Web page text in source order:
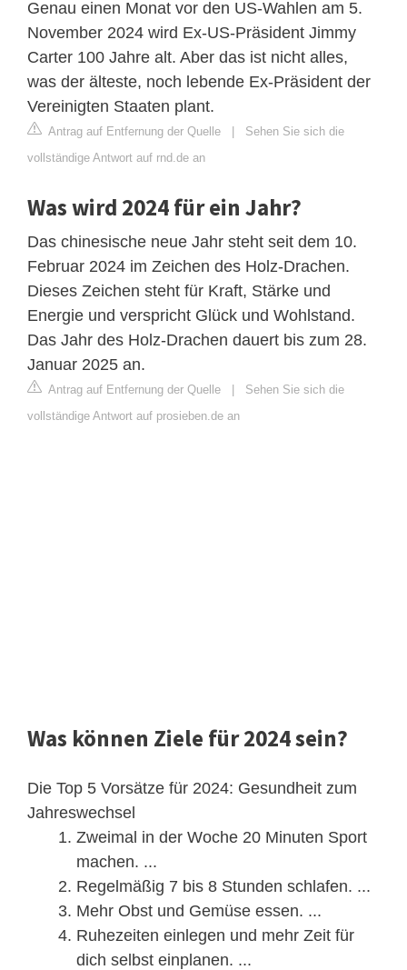
Genau einen Monat vor den US-Wahlen am 5.
November 2024 wird Ex-US-Präsident Jimmy
Carter 100 Jahre alt. Aber das ist nicht alles,
was der älteste, noch lebende Ex-Präsident der
Vereinigten Staaten plant.
Antrag auf Entfernung der Quelle | Sehen Sie sich die
vollständige Antwort auf rnd.de an
Was wird 2024 für ein Jahr?
Das chinesische neue Jahr steht seit dem 10.
Februar 2024 im Zeichen des Holz-Drachen.
Dieses Zeichen steht für Kraft, Stärke und
Energie und verspricht Glück und Wohlstand.
Das Jahr des Holz-Drachen dauert bis zum 28.
Januar 2025 an.
Antrag auf Entfernung der Quelle | Sehen Sie sich die
vollständige Antwort auf prosieben.de an
Was können Ziele für 2024 sein?
Die Top 5 Vorsätze für 2024: Gesundheit zum
Jahreswechsel
Zweimal in der Woche 20 Minuten Sport
machen. ...
Regelmäßig 7 bis 8 Stunden schlafen. ...
Mehr Obst und Gemüse essen. ...
Ruhezeiten einlegen und mehr Zeit für
dich selbst einplanen. ...